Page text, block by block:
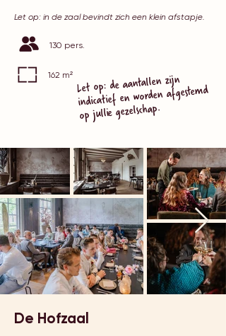
Let op: in de zaal bevindt zich een klein afstapje.
130 pers.
162 m² Let op: de aantallen zijn
indicatief en worden afgestemd
op jullie gezelschap.
De Hofzaal